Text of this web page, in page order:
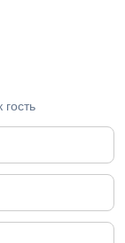
гость